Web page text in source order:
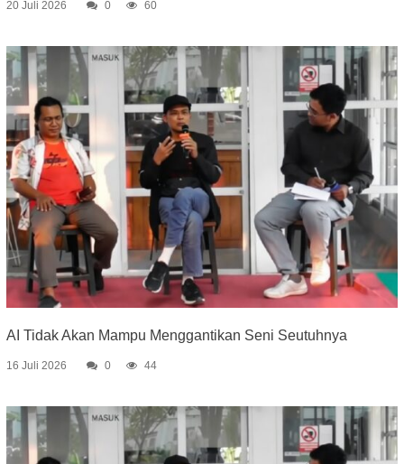
20 Juli 2026 0 60
AI Tidak Akan Mampu Menggantikan Seni Seutuhnya
16 Juli 2026 0 44